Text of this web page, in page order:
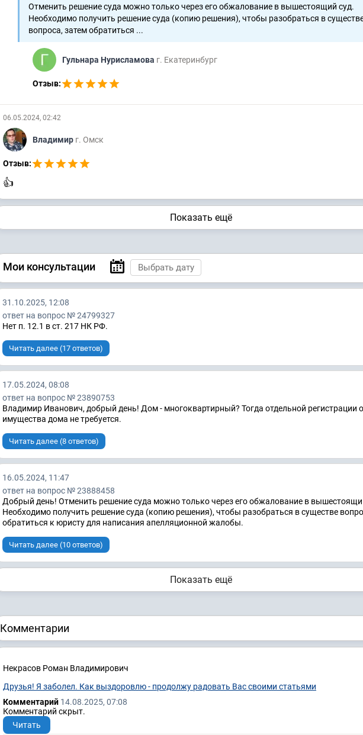
Отменить решение суда можно только через его обжалование в вышестоящий суд.
Необходимо получить решение суда (копию решения), чтобы разобраться в
вопроса, затем обратиться ...
Гульнара Нурисламова г. Екатеринбург
Отзыв:
06.05.2024, 02:42
Владимир г. Омск
Отзыв:
👍
Показать ещё
Мои консультации
31.10.2025, 12:08
ответ на вопрос № 24799327
Нет п. 12.1 в ст. 217 НК РФ.
Читать далее (17 ответов)
17.05.2024, 08:08
ответ на вопрос № 23890753
Владимир Иванович, добрый день! Дом - многоквартирный? Тогда отдельной регистрации
имущества дома не требуется.
Читать далее (8 ответов)
16.05.2024, 11:47
ответ на вопрос № 23888458
Добрый день! Отменить решение суда можно только через его обжалование в
Необходимо получить решение суда (копию решения), чтобы разобраться в существе
обратиться к юристу для написания апелляционной жалобы.
Читать далее (10 ответов)
Показать ещё
Комментарии
Некрасов Роман Владимирович
Друзья! Я заболел. Как выздоровлю - продолжу радовать Вас своими статьями
Комментарий 14.08.2025, 07:08
Комментарий скрыт.
Читать